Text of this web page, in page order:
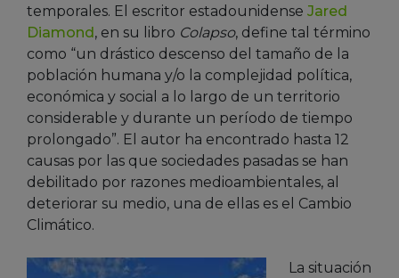
temporales. El escritor estadounidense Jared
Diamond, en su libro Colapso, define tal término
como “un drástico descenso del tamaño de la
población humana y/o la complejidad política,
económica y social a lo largo de un territorio
considerable y durante un período de tiempo
prolongado”. El autor ha encontrado hasta 12
causas por las que sociedades pasadas se han
debilitado por razones medioambientales, al
deteriorar su medio, una de ellas es el Cambio
Climático.
La situación